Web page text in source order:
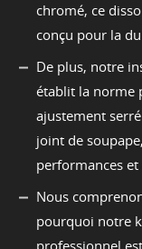
chromé, ce
conçu pour la
De plus, notre
établit la norme
ajustement
joint de
performances
Nous
pourquoi notre